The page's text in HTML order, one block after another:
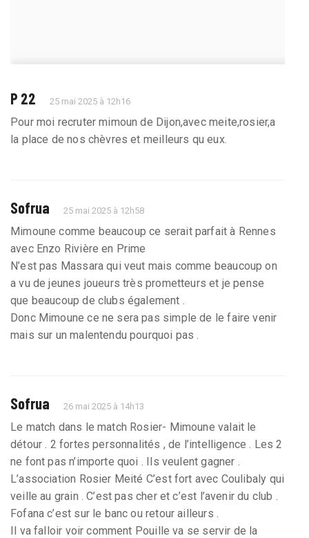
P 22 25 mai 2025 à 12h16
Pour moi recruter mimoun de Dijon,avec meite,rosier,a
la place de nos chèvres et meilleurs qu eux.
Sofrua 25 mai 2025 à 12h58
Mimoune comme beaucoup ce serait parfait à Rennes
avec Enzo Rivière en Prime
N’est pas Massara qui veut mais comme beaucoup on
a vu de jeunes joueurs très prometteurs et je pense
que beaucoup de clubs également .
Donc Mimoune ce ne sera pas simple de le faire venir
mais sur un malentendu pourquoi pas .
Sofrua 26 mai 2025 à 14h13
Le match dans le match Rosier- Mimoune valait le
détour . 2 fortes personnalités , de l’intelligence . Les 2
ne font pas n’importe quoi . Ils veulent gagner .
L’association Rosier Meité C’est fort avec Coulibaly qui
veille au grain . C’est pas cher et c’est l’avenir du club .
Fofana c’est sur le banc ou retour ailleurs .
Il va falloir voir comment Pouille va se servir de la